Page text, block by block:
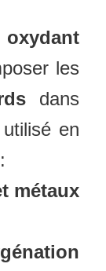
oxydant
les
dans
en
métaux